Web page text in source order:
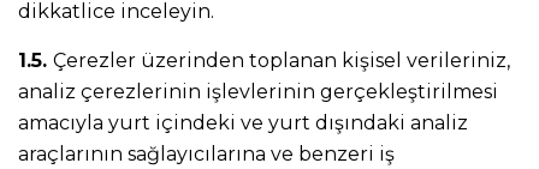
dikkatlice inceleyin.
1.5. Çerezler üzerinden toplanan kişisel verileriniz,
analiz çerezlerinin işlevlerinin gerçekleştirilmesi
amacıyla yurt içindeki ve yurt dışındaki analiz
araçlarının sağlayıcılarına ve benzeri iş